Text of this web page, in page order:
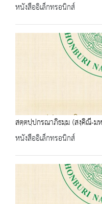
หนังสืออิเล็กทรอนิกส์
สตฺตปฺปกรณาภิธมฺม (สงฺคิณี-
หนังสืออิเล็กทรอนิกส์